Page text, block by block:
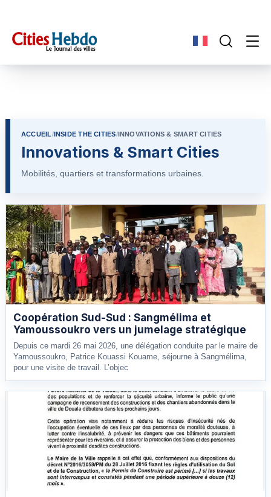
ACCUEIL/INSIDE THE CITIES/INNOVATIONS & SMART CITIES
Innovations & Smart Cities
Mobilités, quartiers et transformations urbaines.
Coopération Sud-Sud : Sangmélima et
Yamoussoukro vers un jumelage stratégique
Depuis ce mardi 26 mai 2026, une délégation conduite par le maire de
Yamoussoukro, Patrice Kouassi Kouame, séjourne à Sangmélima,
pour une visite de travail. L’objec